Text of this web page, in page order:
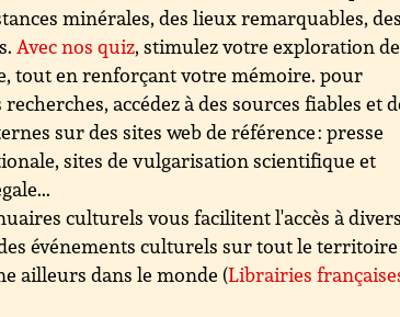
minérales, des lieux remarquables,
Avec nos quiz, stimulez votre exploration de
tout en renforçant votre mémoire. pour
accédez à des sources fiables et
sur des sites web de référence : presse
sites de vulgarisation scientifique et
culturels vous facilitent l'accès à
événements culturels sur tout le territoire
ailleurs dans le monde (Librairies